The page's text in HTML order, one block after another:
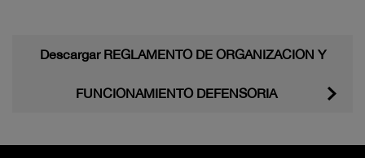
Descargar REGLAMENTO DE ORGANIZACION Y
FUNCIONAMIENTO DEFENSORIA